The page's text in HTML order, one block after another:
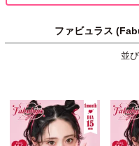
ファビュラス
並